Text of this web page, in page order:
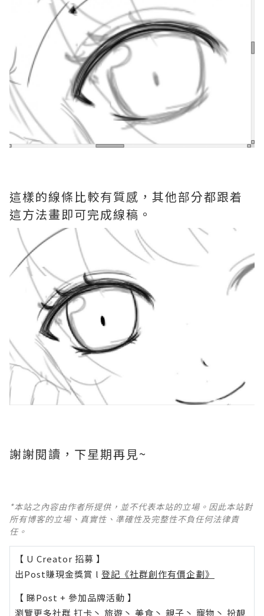
這樣的線條比較有質感，其他部分都跟着
這方法畫即可完成線稿。
謝謝閱讀，下星期再見~
*本站之內容由作者所提供，並不代表本站的立場。因此本站對
所有博客的立場、真實性、準確性及完整性不負任何法律責
任。
【 U Creator 招募 】
出Post賺現金獎賞 l 登記《社群創作有價企劃》
【 睇Post + 參加品牌活動 】
瀏覽更多社群 打卡 丶 旅遊 丶 美食 丶 親子 丶 寵物 丶 扮靚